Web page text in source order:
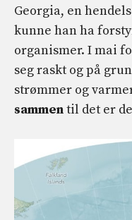
Georgia, en
kunne han ha
organismer. I mai
seg raskt og på
strømmer og
sammentil det er